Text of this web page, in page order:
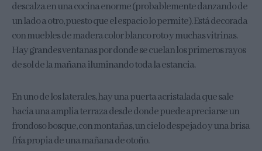
descalza en una cocina enorme (probablemente danzando de
un lado a otro, puesto que el espacio lo permite). Está decorada
con muebles de madera color blanco roto y muchas vitrinas.
Hay grandes ventanas por donde se cuelan los primeros rayos
de sol de la mañana iluminando toda la estancia.
En uno de los laterales, hay una puerta acristalada que sale
hacia una amplia terraza desde donde puede apreciarse un
frondoso bosque, con montañas, un cielo despejado y una brisa
fría propia de una mañana de otoño.